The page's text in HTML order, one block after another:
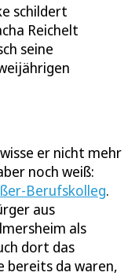
schildert
Reichelt
seine
er nicht mehr
noch weiß:
Berufskolleg.
aus
als
dort das
bereits da waren,